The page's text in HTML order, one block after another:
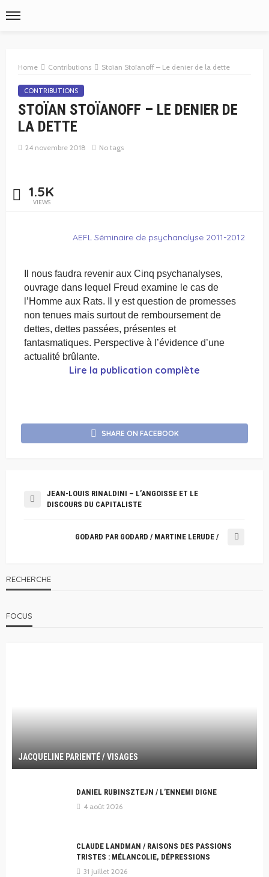
Home Contributions Stoïan Stoïanoff – Le denier de la dette
CONTRIBUTIONS
STOÏAN STOÏANOFF – LE DENIER DE
LA DETTE
24 novembre 2018 No tags
1.5K
VIEWS
AEFL Séminaire de psychanalyse 2011-2012
Il nous faudra revenir aux Cinq psychanalyses,
ouvrage dans lequel Freud examine le cas de
l’Homme aux Rats. Il y est question de promesses
non tenues mais surtout de remboursement de
dettes, dettes passées, présentes et
fantasmatiques. Perspective à l’évidence d’une
actualité brûlante.
Lire la publication complète
SHARE ON FACEBOOK
JEAN-LOUIS RINALDINI – L’ANGOISSE ET LE
DISCOURS DU CAPITALISTE
GODARD PAR GODARD / MARTINE LERUDE /
RECHERCHE
FOCUS
JACQUELINE PARIENTÉ / VISAGES
DANIEL RUBINSZTEJN / L’ENNEMI DIGNE
4 août 2026
CLAUDE LANDMAN / RAISONS DES PASSIONS
TRISTES : MÉLANCOLIE, DÉPRESSIONS
31 juillet 2026